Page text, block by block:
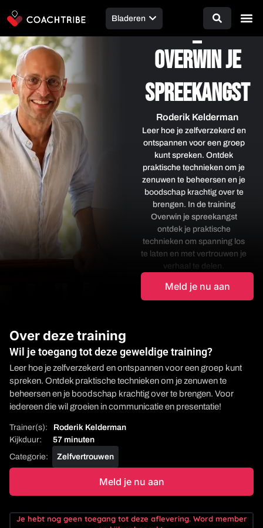
inhoud
Bladeren
Overwin je
spreekangst
Roderik Kelderman
Leer hoe je zelfverzekerd en
ontspannen voor een groep
kunt spreken. Ontdek
praktische technieken om je
zenuwen te beheersen en je
boodschap krachtig over te
brengen. In de training
Overwin je spreekangst
ontdek je praktische
technieken om spanning los
te laten en met vertrouwen je
verhaal te delen.
Meld je nu aan
Over deze training
Wil je toegang tot deze geweldige training?
Leer hoe je zelfverzekerd en ontspannen voor een groep kunt
spreken. Ontdek praktische technieken om je zenuwen te
beheersen en je boodschap krachtig over te brengen. Voor
iedereen die wil groeien in communicatie en presentatie!
Roderik Kelderman
57 minuten
Zelfvertrouwen
Meld je nu aan
Waarom publiek spreken?
Je hebt nog geen toegang tot deze aflevering. Word member